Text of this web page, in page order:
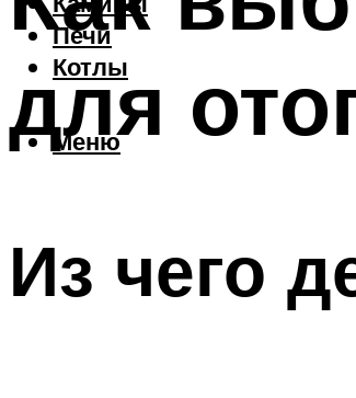
Печи
Котлы
Меню
для
Из чего